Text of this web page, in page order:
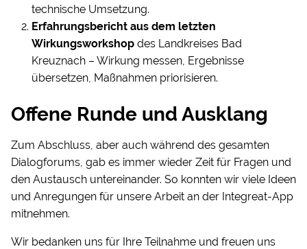
technische Umsetzung.
Erfahrungsbericht aus dem letzten
Wirkungsworkshop des Landkreises Bad
Kreuznach – Wirkung messen, Ergebnisse
übersetzen, Maßnahmen priorisieren.
Offene Runde und Ausklang
Zum Abschluss, aber auch während des gesamten
Dialogforums, gab es immer wieder Zeit für Fragen und
den Austausch untereinander. So konnten wir viele Ideen
und Anregungen für unsere Arbeit an der Integreat-App
mitnehmen.
Wir bedanken uns für Ihre Teilnahme und freuen uns